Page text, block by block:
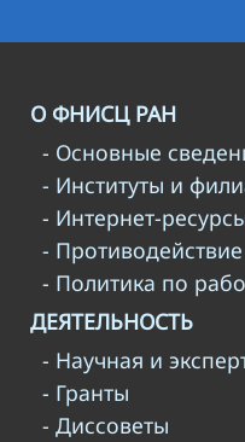
О ФНИСЦ РАН
- Основные
- Институты и
- Интернет-
-
- Политика по
ДЕЯТЕЛЬНОСТЬ
- Научная и
- Гранты
- Диссоветы